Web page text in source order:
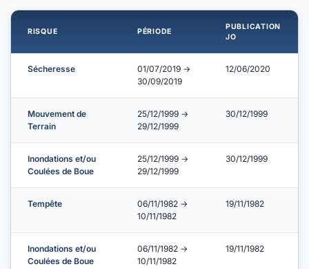
RISQUE PÉRIODE
PUBLICATION
JO
Sécheresse
01/07/2019 →
30/09/2019
12/06/2020
Mouvement de
Terrain
25/12/1999 →
29/12/1999
30/12/1999
Inondations et/ou
Coulées de Boue
25/12/1999 →
29/12/1999
30/12/1999
Tempête
06/11/1982 →
10/11/1982
19/11/1982
Inondations et/ou
Coulées de Boue
06/11/1982 →
10/11/1982
19/11/1982